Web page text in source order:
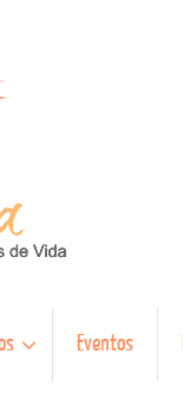
Eventos